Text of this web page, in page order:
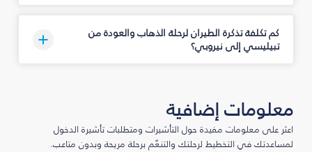
كم تكلفة تذكرة الطيران لرحلة الذهاب والعودة من
تبيليسي إلى نيروبي؟
معلومات إضافية
اعثر على معلومات مفيدة حول التأشيرات ومتطلبات تأشيرة الدخول
لمساعدتك في التخطيط لرحلتك والتنعّم برحلة مريحة وبدون متاعب.